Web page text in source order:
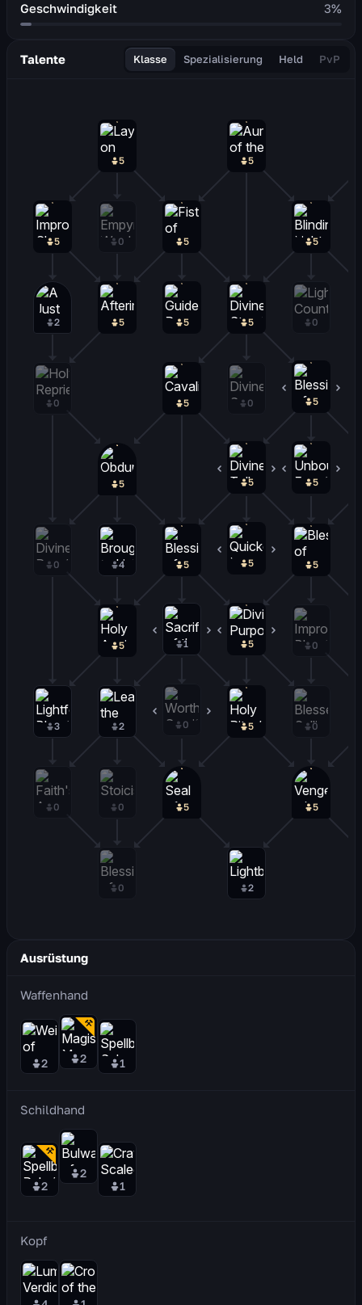
Geschwindigkeit 3%
Talente Klasse Spezialisierung Held PvP
5 5
5 5 5
5
5 5 5
5
5
5
5
5
5
5 5
5
5
5
5
4
3
2
2
2
1
0
0
0
0 0
0 0
0
0
0
0
Ausrüstung
Waffenhand
2 2 1
Schildhand
2
2
1
Kopf